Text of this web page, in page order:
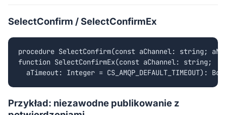
SelectConfirm / SelectConfirmEx
procedure SelectConfirm(const aChannel: string;
function SelectConfirmEx(const aChannel: string;
aTimeout: Integer = CS_AMQP_DEFAULT_TIMEOUT):
Przykład: niezawodne publikowanie z